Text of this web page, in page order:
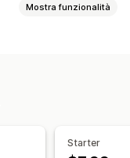
Mostra funzionalità
Starter